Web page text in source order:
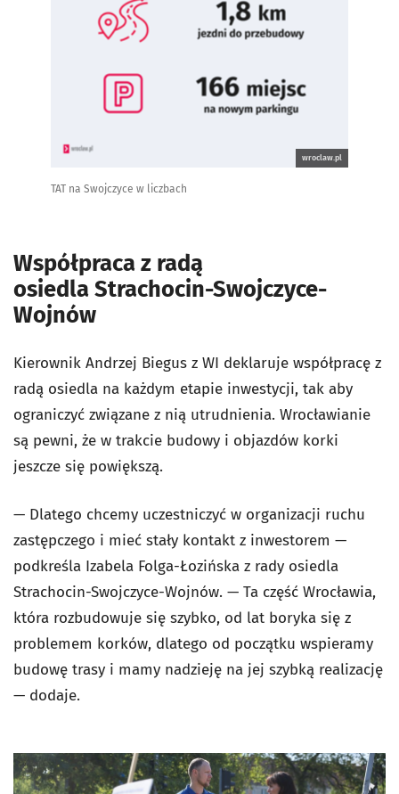
wroclaw.pl
TAT na Swojczyce w liczbach
Współpraca z radą
osiedla Strachocin-Swojczyce-
Wojnów
Kierownik Andrzej Biegus z WI deklaruje współpracę z
radą osiedla na każdym etapie inwestycji, tak aby
ograniczyć związane z nią utrudnienia. Wrocławianie
są pewni, że w trakcie budowy i objazdów korki
jeszcze się powiększą.
— Dlatego chcemy uczestniczyć w organizacji ruchu
zastępczego i mieć stały kontakt z inwestorem —
podkreśla Izabela Folga-Łozińska z rady osiedla
Strachocin-Swojczyce-Wojnów. — Ta część Wrocławia,
która rozbudowuje się szybko, od lat boryka się z
problemem korków, dlatego od początku wspieramy
budowę trasy i mamy nadzieję na jej szybką realizację
— dodaje.